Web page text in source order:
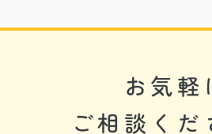
お気軽
ご相談くだ